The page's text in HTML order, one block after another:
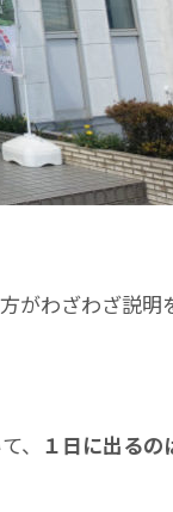
がわざわざ説明
、 １日に出るの